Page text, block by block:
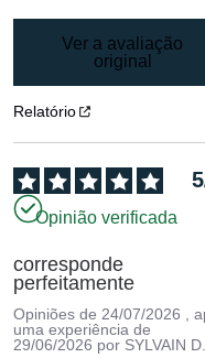
Ver a avaliação
original
Relatório
5
Opinião verificada
corresponde
perfeitamente
Opiniões de24/07/2026 ,
uma experiência de
29/06/2026 por SYLVAIN